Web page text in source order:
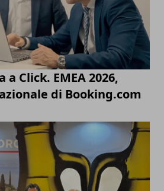
a Click. EMEA 2026,
di Booking.com